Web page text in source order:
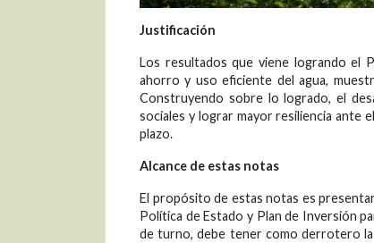
Justificación
Los resultados que viene logrando el
ahorro y uso eficiente del agua,
Construyendo sobre lo logrado, el
sociales y lograr mayor resiliencia ante
plazo.
Alcance de estas notas
El propósito de estas notas es
Política de Estado y Plan de Inversión
de turno, debe tener como derrotero